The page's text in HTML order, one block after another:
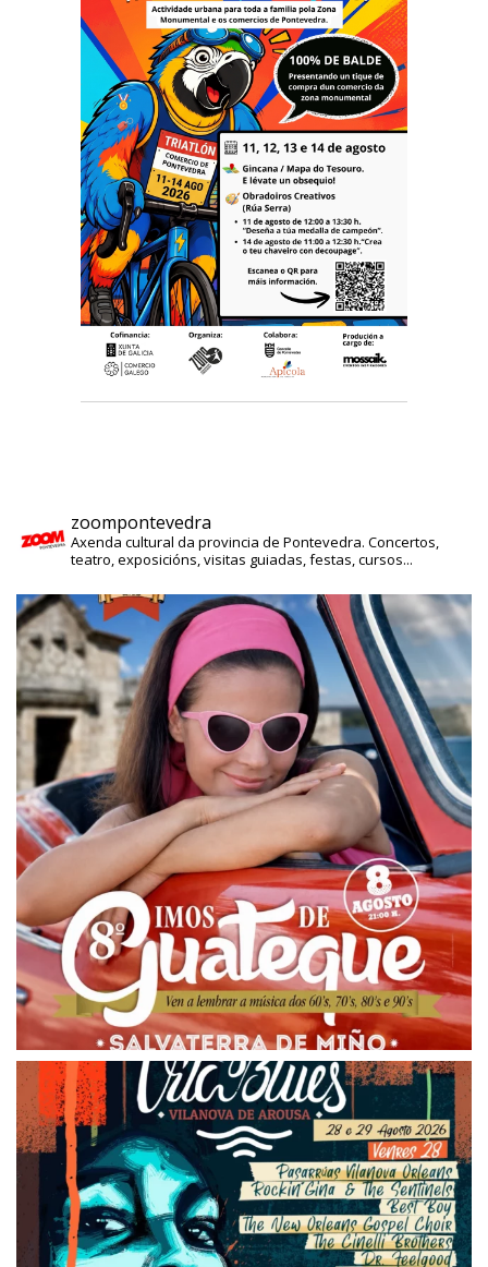
zoompontevedra
Axenda cultural da provincia de Pontevedra. Concertos,
teatro, exposicións, visitas guiadas, festas, cursos...